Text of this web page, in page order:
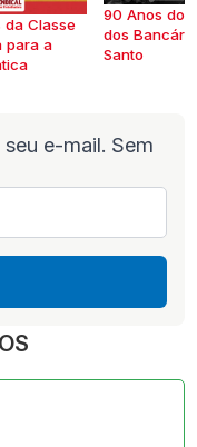
da Classe
para a
90 Anos do
dos
Santo
seu e-mail. Sem